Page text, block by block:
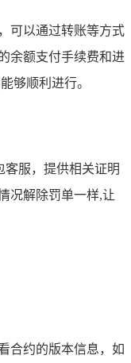
可以通过转账等方式
余额支付手续费和进
够顺利进行。
客服，提供相关证明
况解除罚单一样,让
合约的版本信息，如